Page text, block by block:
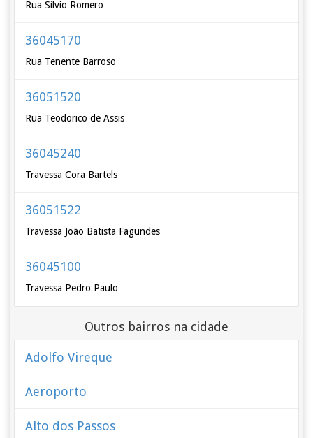
Rua Sílvio Romero
36045170
Rua Tenente Barroso
36051520
Rua Teodorico de Assis
36045240
Travessa Cora Bartels
36051522
Travessa João Batista Fagundes
36045100
Travessa Pedro Paulo
Outros bairros na cidade
Adolfo Vireque
Aeroporto
Alto dos Passos